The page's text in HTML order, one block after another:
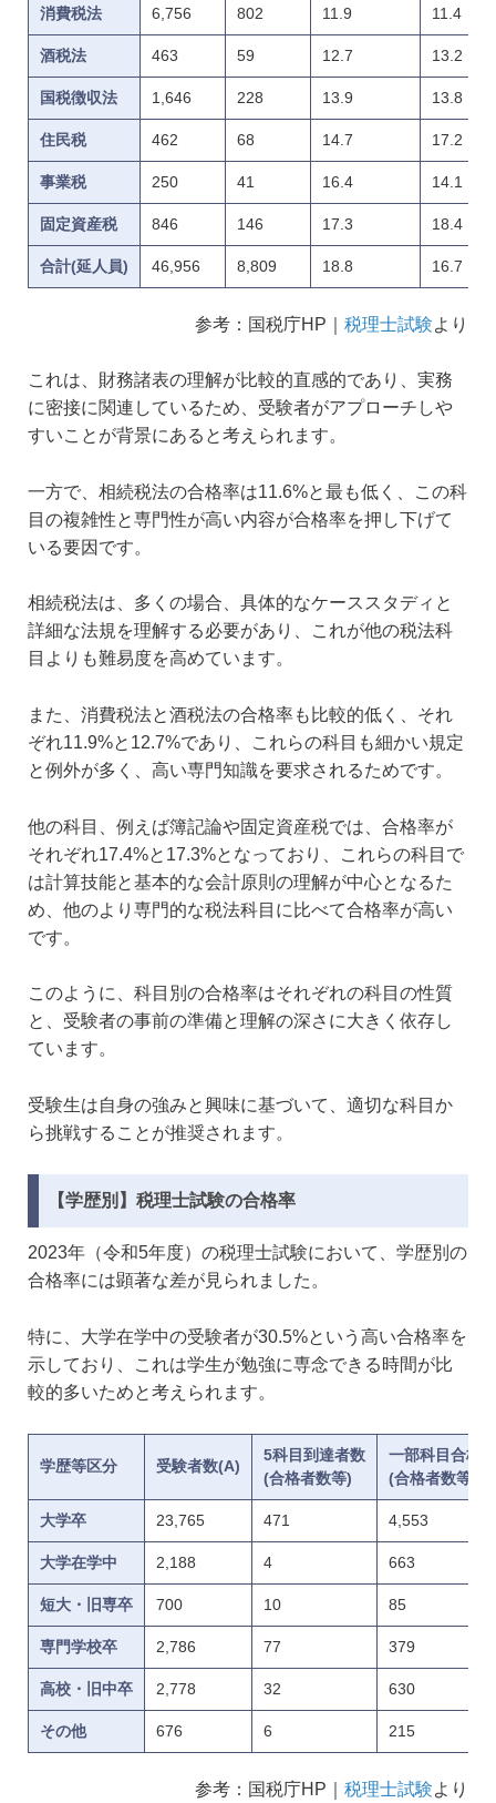
消費税法 6,756 802 11.9 11.4
酒税法 463 59 12.7 13.2
国税徴収法 1,646 228 13.9 13.8
住民税 462 68 14.7 17.2
事業税 250 41 16.4 14.1
固定資産税 846 146 17.3 18.4
合計(延人員) 46,956 8,809 18.8 16.7
参考：国税庁HP｜ 税理士試験より
これは、財務諸表の理解が比較的直感的であり、実務
に密接に関連しているため、受験者がアプローチしや
すいことが背景にあると考えられます。
一方で、相続税法の合格率は11.6%と最も低く、この科
目の複雑性と専門性が高い内容が合格率を押し下げて
いる要因です。
相続税法は、多くの場合、具体的なケーススタディと
詳細な法規を理解する必要があり、これが他の税法科
目よりも難易度を高めています。
また、消費税法と酒税法の合格率も比較的低く、それ
ぞれ11.9%と12.7%であり、これらの科目も細かい規定
と例外が多く、高い専門知識を要求されるためです。
他の科目、例えば簿記論や固定資産税では、合格率が
それぞれ17.4%と17.3%となっており、これらの科目で
は計算技能と基本的な会計原則の理解が中心となるた
め、他のより専門的な税法科目に比べて合格率が高い
です。
このように、科目別の合格率はそれぞれの科目の性質
と、受験者の事前の準備と理解の深さに大きく依存し
ています。
受験生は自身の強みと興味に基づいて、適切な科目か
ら挑戦することが推奨されます。
【学歴別】税理士試験の合格率
2023年（令和5年度）の税理士試験において、学歴別の
合格率には顕著な差が見られました。
特に、大学在学中の受験者が30.5%という高い合格率を
示しており、これは学生が勉強に専念できる時間が比
較的多いためと考えられます。
学歴等区分 受験者数(A)
5科目到達者数
(合格者数等)
一部科目合格
(合格者数等)
大学卒 23,765 471 4,553
大学在学中 2,188 4 663
短大・旧専卒 700 10 85
専門学校卒 2,786 77 379
高校・旧中卒 2,778 32 630
その他 676 6 215
参考：国税庁HP｜ 税理士試験より